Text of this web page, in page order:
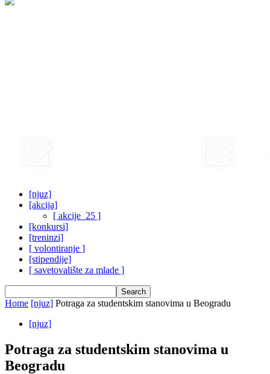
[njuz]
[akcija]
[ akcije_25 ]
[konkursi]
[treninzi]
[ volontiranje ]
[stipendije]
[ savetovalište za mlade ]
Home [njuz] Potraga za studentskim stanovima u Beogradu
[njuz]
Potraga za studentskim stanovima u
Beogradu